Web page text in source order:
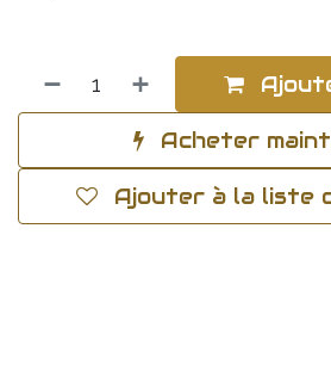
Acheter
Ajouter à la liste